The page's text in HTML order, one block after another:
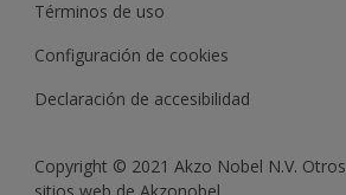
Términos de uso
Configuración de cookies
Declaración de accesibilidad
Copyright © 2021 Akzo Nobel N.V. Otros
sitios web de Akzonobel